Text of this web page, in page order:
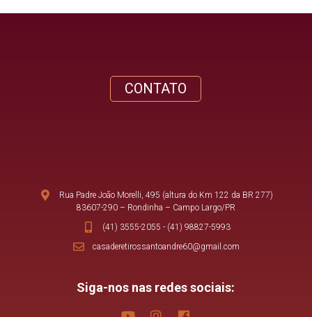
CONTATO
Rua Padre João Morelli, 495 (altura do Km 122 da BR 277)
83607-290 – Rondinha – Campo Largo/PR
(41) 3555-2055 - (41) 98827-5993
casaderetirossantoandre60@gmail.com
Siga-nos nas redes sociais: